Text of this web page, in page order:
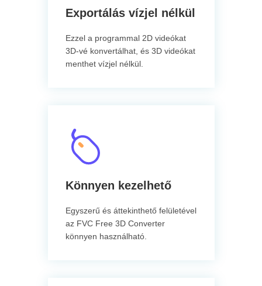
Exportálás vízjel nélkül
Ezzel a programmal 2D videókat
3D-vé konvertálhat, és 3D videókat
menthet vízjel nélkül.
Könnyen kezelhető
Egyszerű és áttekinthető felületével
az FVC Free 3D Converter
könnyen használható.